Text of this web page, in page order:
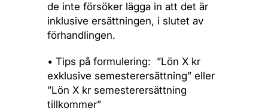
de inte försöker lägga in att det är
inklusive ersättningen, i slutet av
förhandlingen.
• Tips på formulering: ”Lön X kr
exklusive semesterersättning” eller
”Lön X kr semesterersättning
tillkommer”